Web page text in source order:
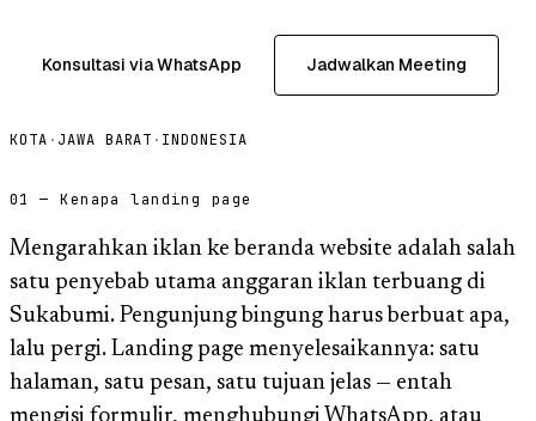
Konsultasi via WhatsApp Jadwalkan Meeting
KOTA · JAWA BARAT · INDONESIA
01 — Kenapa landing page
Mengarahkan iklan ke beranda website adalah salah
satu penyebab utama anggaran iklan terbuang di
Sukabumi. Pengunjung bingung harus berbuat apa,
lalu pergi. Landing page menyelesaikannya: satu
halaman, satu pesan, satu tujuan jelas — entah
mengisi formulir, menghubungi WhatsApp, atau